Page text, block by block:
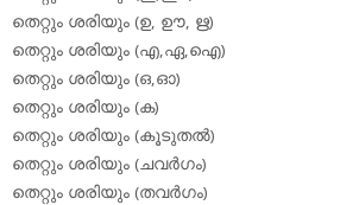
തെറ്റും ശരിയും (ഉ, ഊ, ഋ)
തെറ്റും ശരിയും (എ,ഏ,ഐ)
തെറ്റും ശരിയും (ഒ,ഓ)
തെറ്റും ശരിയും (ക)
തെറ്റും ശരിയും (കൂടുതല്‍)
തെറ്റും ശരിയും (ചവര്‍ഗം)
തെറ്റും ശരിയും (തവര്‍ഗം)